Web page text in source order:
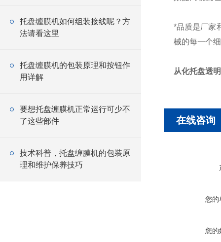
托盘缠膜机如何组装接线呢？方
法请看这里
托盘缠膜机的包装原理和按钮作
用详解
要想托盘缠膜机正常运行可少不
了这些部件
技术科普，托盘缠膜机的包装原
理和维护保养技巧
*品质是厂家
械的每一个
从化托盘透
在线咨询
您的
您的